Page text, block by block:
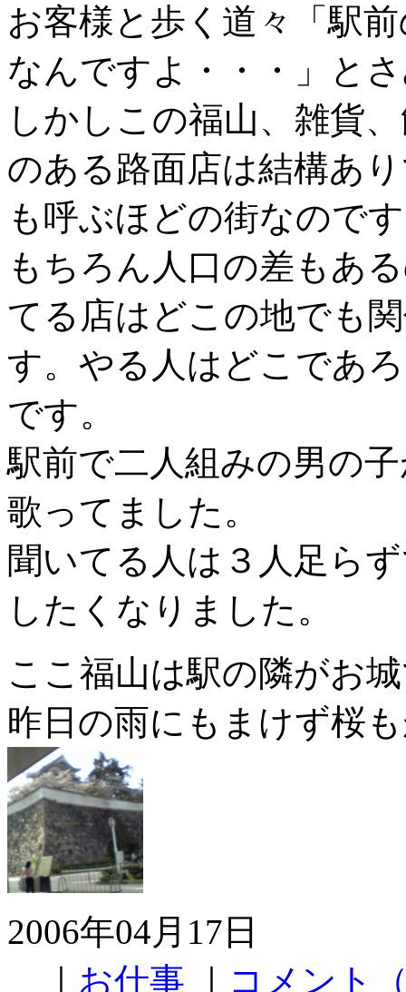
お客様と歩く道々「駅
なんですよ・・・」と
しかしこの福山、雑貨
のある路面店は結構あ
も呼ぶほどの街なので
もちろん人口の差もあ
てる店はどこの地でも
す。やる人はどこであ
です。
駅前で二人組みの男の
歌ってました。
聞いてる人は３人足ら
したくなりました。
ここ福山は駅の隣がお
昨日の雨にもまけず桜
2006年04月17日
お仕事 コメント